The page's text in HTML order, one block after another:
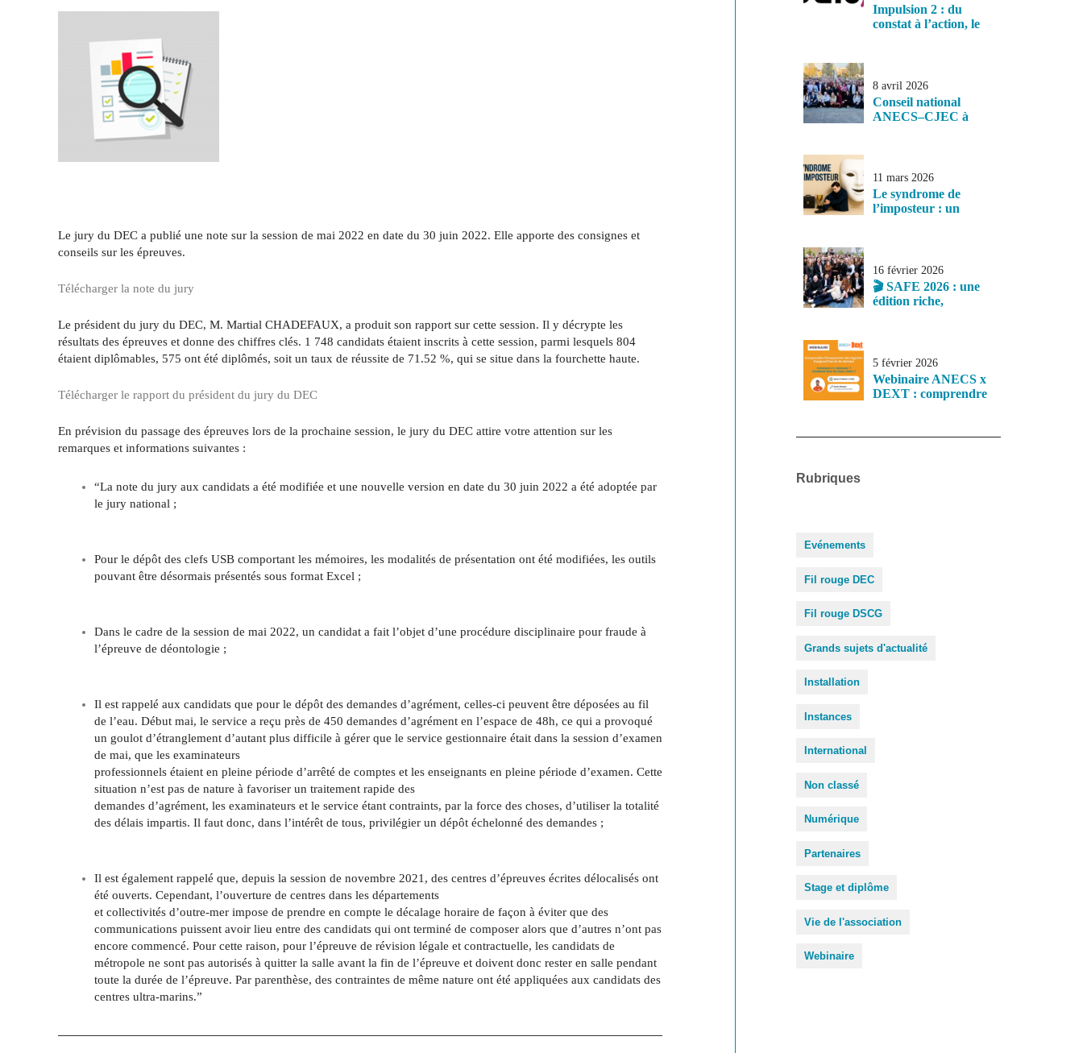
Le jury du DEC a publié une note sur la session de mai 2022 en date du 30 juin 2022. Elle apporte des consignes et
conseils sur les épreuves.
Télécharger la note du jury
Le président du jury du DEC, M. Martial CHADEFAUX, a produit son rapport sur cette session. Il y décrypte les
résultats des épreuves et donne des chiffres clés. 1 748 candidats étaient inscrits à cette session, parmi lesquels 804
étaient diplômables, 575 ont été diplômés, soit un taux de réussite de 71.52 %, qui se situe dans la fourchette haute.
Télécharger le rapport du président du jury du DEC
En prévision du passage des épreuves lors de la prochaine session, le jury du DEC attire votre attention sur les
remarques et informations suivantes :
“La note du jury aux candidats a été modifiée et une nouvelle version en date du 30 juin 2022 a été adoptée par
le jury national ;
Pour le dépôt des clefs USB comportant les mémoires, les modalités de présentation ont été modifiées, les outils
pouvant être désormais présentés sous format Excel ;
Dans le cadre de la session de mai 2022, un candidat a fait l’objet d’une procédure disciplinaire pour fraude à
l’épreuve de déontologie ;
Il est rappelé aux candidats que pour le dépôt des demandes d’agrément, celles-ci peuvent être déposées au fil
de l’eau. Début mai, le service a reçu près de 450 demandes d’agrément en l’espace de 48h, ce qui a provoqué
un goulot d’étranglement d’autant plus difficile à gérer que le service gestionnaire était dans la session d’examen
de mai, que les examinateurs
professionnels étaient en pleine période d’arrêté de comptes et les enseignants en pleine période d’examen. Cette
situation n’est pas de nature à favoriser un traitement rapide des
demandes d’agrément, les examinateurs et le service étant contraints, par la force des choses, d’utiliser la totalité
des délais impartis. Il faut donc, dans l’intérêt de tous, privilégier un dépôt échelonné des demandes ;
Il est également rappelé que, depuis la session de novembre 2021, des centres d’épreuves écrites délocalisés ont
été ouverts. Cependant, l’ouverture de centres dans les départements
et collectivités d’outre-mer impose de prendre en compte le décalage horaire de façon à éviter que des
communications puissent avoir lieu entre des candidats qui ont terminé de composer alors que d’autres n’ont pas
encore commencé. Pour cette raison, pour l’épreuve de révision légale et contractuelle, les candidats de
métropole ne sont pas autorisés à quitter la salle avant la fin de l’épreuve et doivent donc rester en salle pendant
toute la durée de l’épreuve. Par parenthèse, des contraintes de même nature ont été appliquées aux candidats des
centres ultra-marins.”
Impulsion 2 : du
constat à l’action, le
8 avril 2026
Conseil national
ANECS–CJEC à
de la profession
11 mars 2026
Le syndrome de
l’imposteur : un
16 février 2026
🎬 SAFE 2026 : une
édition riche,
5 février 2026
Webinaire ANECS x
DEXT : comprendre
d’aujourd’hui et de
Rubriques
Evénements
Fil rouge DEC
Fil rouge DSCG
Grands sujets d'actualité
Installation
Instances
International
Non classé
Numérique
Partenaires
Stage et diplôme
Vie de l'association
Webinaire